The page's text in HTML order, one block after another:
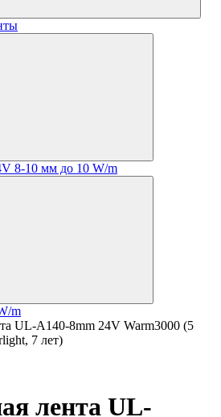
8-10 мм до 10 W/m
m
UL-A140-8mm 24V Warm3000 (5
7 лет)
лента UL-